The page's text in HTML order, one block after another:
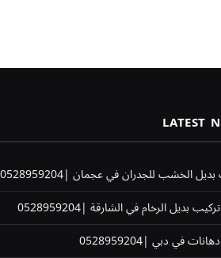
LATEST
الخشب للجدران في عجمان |0528959204
بديل الرخام في الشارقة |0528959204
في دبي |0528959204